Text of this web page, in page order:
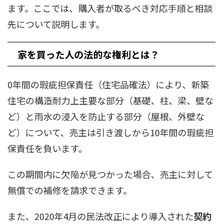
ます。ここでは、購入者が取るべき対応手順と相談
先について説明します。
家を買った人の法的な権利とは？
0年間の瑕疵担保責任（住宅品確法）により、新築
住宅の構造耐力上主要な部分（基礎、柱、梁、壁な
ど）と雨水の浸入を防止する部分（屋根、外壁な
ど）について、売主は引き渡しから10年間の瑕疵担
保責任を負います。
この期間内に欠陥が見つかった場合、売主に対して
無償での補修を請求できます。
また、2020年4月の民法改正により導入された契約